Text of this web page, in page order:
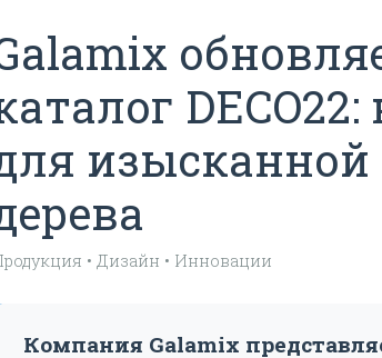
изысканной
• Дизайн • Инновации
Компания Galamix